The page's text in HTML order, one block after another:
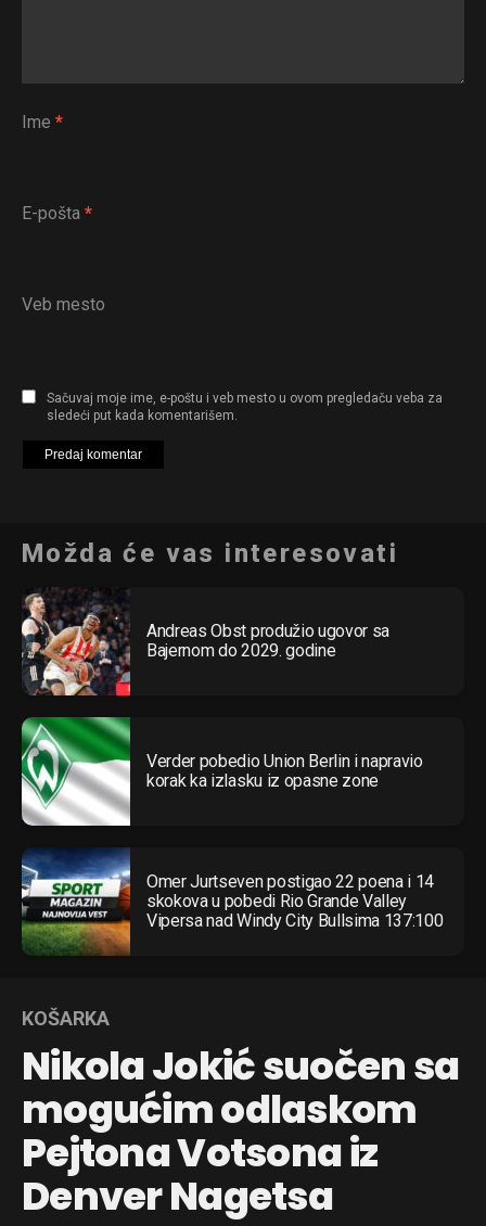
Ime *
E-pošta *
Veb mesto
Sačuvaj moje ime, e-poštu i veb mesto u ovom pregledaču veba za
sledeći put kada komentarišem.
Možda će vas interesovati
Andreas Obst produžio ugovor sa
Bajernom do 2029. godine
Verder pobedio Union Berlin i napravio
korak ka izlasku iz opasne zone
Omer Jurtseven postigao 22 poena i 14
skokova u pobedi Rio Grande Valley
Vipersa nad Windy City Bullsima 137:100
KOŠARKA
Nikola Jokić suočen sa
mogućim odlaskom
Pejtona Votsona iz
Denver Nagetsa